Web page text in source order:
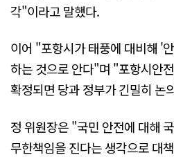
각"이라고 말했다.
이어 "포항시가 태풍에 대비해 '
하는 것으로 안다"며 "포항시안
확정되면 당과 정부가 긴밀히 논
정 위원장은 "국민 안전에 대해
무한책임을 진다는 생각으로 대